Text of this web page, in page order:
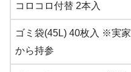
コロコロ付替 2本入
ゴミ袋(45L) 40枚入 ※実家
から持参